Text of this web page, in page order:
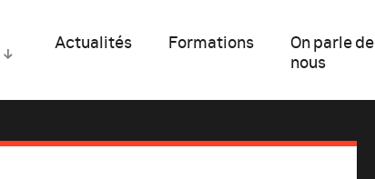
Actualités Formations
On parle de
nous